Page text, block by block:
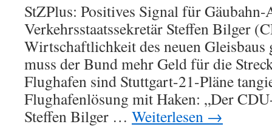
StZPlus: Positives Signal für Gäubahn-
Verkehrsstaatssekretär Steffen Bilger
Wirtschaftlichkeit des neuen
muss der Bund mehr Geld für die
Flughafen sind Stuttgart-21-Pläne
Flughafenlösung mit Haken: „Der
Steffen Bilger … Weiterlesen →